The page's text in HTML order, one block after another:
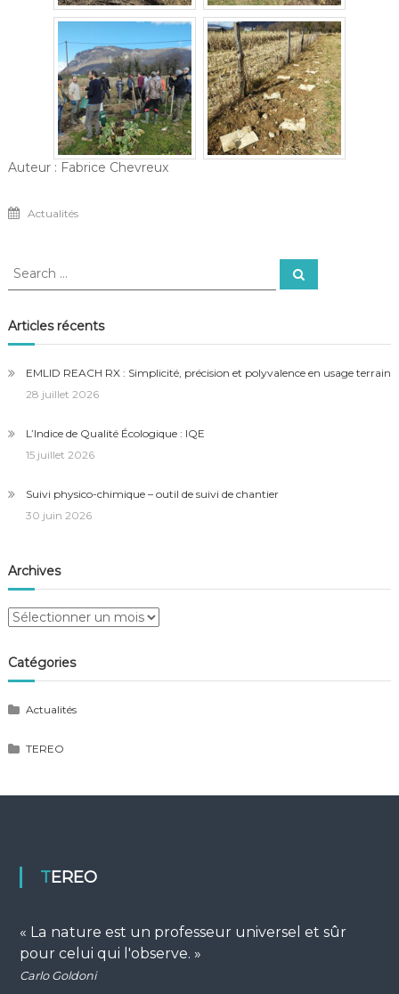
Auteur : Fabrice Chevreux
Actualités
Search
Search
Articles récents
EMLID REACH RX : Simplicité, précision et polyvalence en usage terrain
28 juillet 2026
L’Indice de Qualité Écologique : IQE
15 juillet 2026
Suivi physico-chimique – outil de suivi de chantier
30 juin 2026
Archives
Archives
Catégories
Actualités
TEREO
TEREO
« La nature est un professeur universel et sûr
pour celui qui l'observe. »
Carlo Goldoni